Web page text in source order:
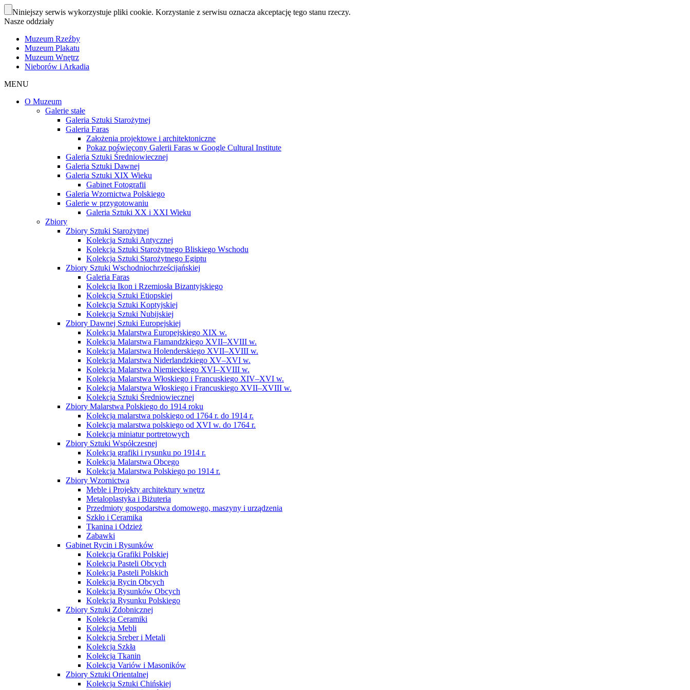
Niniejszy serwis wykorzystuje pliki cookie. Korzystanie z serwisu oznacza akceptację tego stanu rzeczy.
Nasze oddziały
Muzeum Rzeźby
Muzeum Plakatu
Muzeum Wnętrz
Nieborów i Arkadia
MENU
O Muzeum
Galerie stałe
Galeria Sztuki Starożytnej
Galeria Faras
Założenia projektowe i architektoniczne
Pokaz poświęcony Galerii Faras w Google Cultural Institute
Galeria Sztuki Średniowiecznej
Galeria Sztuki Dawnej
Galeria Sztuki XIX Wieku
Gabinet Fotografii
Galeria Wzornictwa Polskiego
Galerie w przygotowaniu
Galeria Sztuki XX i XXI Wieku
Zbiory
Zbiory Sztuki Starożytnej
Kolekcja Sztuki Antycznej
Kolekcja Sztuki Starożytnego Bliskiego Wschodu
Kolekcja Sztuki Starożytnego Egiptu
Zbiory Sztuki Wschodniochrześcijańskiej
Galeria Faras
Kolekcja Ikon i Rzemiosła Bizantyjskiego
Kolekcja Sztuki Etiopskiej
Kolekcja Sztuki Koptyjskiej
Kolekcja Sztuki Nubijskiej
Zbiory Dawnej Sztuki Europejskiej
Kolekcja Malarstwa Europejskiego XIX w.
Kolekcja Malarstwa Flamandzkiego XVII–XVIII w.
Kolekcja Malarstwa Holenderskiego XVII–XVIII w.
Kolekcja Malarstwa Niderlandzkiego XV–XVI w.
Kolekcja Malarstwa Niemieckiego XVI–XVIII w.
Kolekcja Malarstwa Włoskiego i Francuskiego XIV–XVI w.
Kolekcja Malarstwa Włoskiego i Francuskiego XVII–XVIII w.
Kolekcja Sztuki Średniowiecznej
Zbiory Malarstwa Polskiego do 1914 roku
Kolekcja malarstwa polskiego od 1764 r. do 1914 r.
Kolekcja malarstwa polskiego od XVI w. do 1764 r.
Kolekcja miniatur portretowych
Zbiory Sztuki Współczesnej
Kolekcja grafiki i rysunku po 1914 r.
Kolekcja Malarstwa Obcego
Kolekcja Malarstwa Polskiego po 1914 r.
Zbiory Wzornictwa
Meble i Projekty architektury wnętrz
Metaloplastyka i Biżuteria
Przedmioty gospodarstwa domowego, maszyny i urządzenia
Szkło i Ceramika
Tkanina i Odzież
Zabawki
Gabinet Rycin i Rysunków
Kolekcja Grafiki Polskiej
Kolekcja Pasteli Obcych
Kolekcja Pasteli Polskich
Kolekcja Rycin Obcych
Kolekcja Rysunków Obcych
Kolekcja Rysunku Polskiego
Zbiory Sztuki Zdobnicznej
Kolekcja Ceramiki
Kolekcja Mebli
Kolekcja Sreber i Metali
Kolekcja Szkła
Kolekcja Tkanin
Kolekcja Variów i Masoników
Zbiory Sztuki Orientalnej
Kolekcja Sztuki Chińskiej